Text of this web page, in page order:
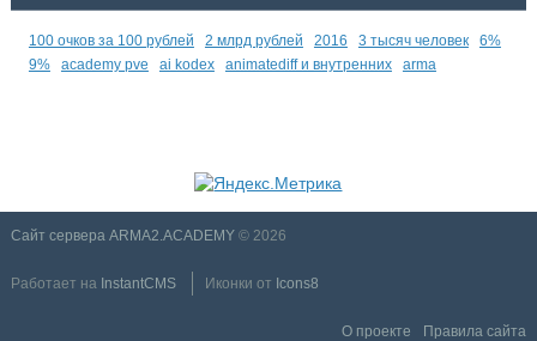
100 очков за 100 рублей 2 млрд рублей 2016 3 тысяч человек
6%
9%
academy pve ai kodex animatediff и внутренних arma
Сайт сервера ARMA2.ACADEMY© 2026
Работает на InstantCMS Иконки от Icons8
О проекте Правила сайта